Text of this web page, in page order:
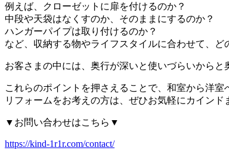
例えば、クローゼットに扉を付けるのか？
中段や天袋はなくすのか、そのままにするのか？
ハンガーパイプは取り付けるのか？
など、収納する物やライフスタイルに合わせて、ど
お客さまの中には、奥行が深いと使いづらいから
これらのポイントを押さえることで、和室から洋
リフォームをお考えの方は、ぜひお気軽にカインド
▼お問い合わせはこちら▼
https://kind-1r1r.com/contact/